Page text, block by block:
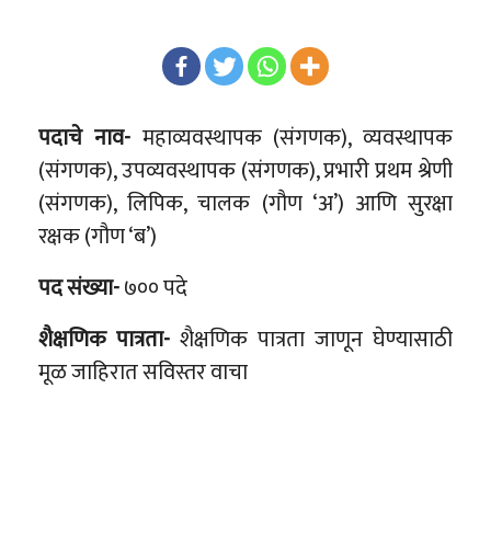
पदाचे नाव-महाव्यवस्थापक (संगणक), व्यवस्थापक
(संगणक), उपव्यवस्थापक (संगणक), प्रभारी प्रथम श्रेणी
(संगणक), लिपिक, चालक (गौण ‘अ’) आणि सुरक्षा
रक्षक (गौण ‘ब’)
पद संख्या-७०० पदे
शैक्षणिक पात्रता- शैक्षणिक पात्रता जाणून घेण्यासाठी
मूळ जाहिरात सविस्तर वाचा